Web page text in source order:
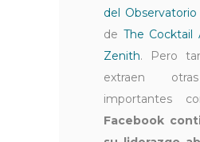
del
de The Cocktail
Zenith. Pero
extraen
importantes
Facebook